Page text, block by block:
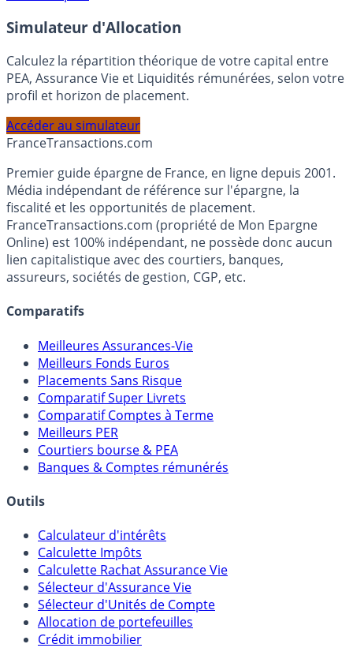
En savoir plus
Simulateur d'Allocation
Calculez la répartition théorique de votre capital entre
profil et horizon de placement.
FranceTransactions.com
Premier guide épargne de France, en ligne depuis 2001.
Média indépendant de référence sur l'épargne, la
fiscalité et les opportunités de placement.
FranceTransactions.com (propriété de Mon Epargne
Online) est 100% indépendant, ne possède donc aucun
assureurs, sociétés de gestion, CGP, etc.
Comparatifs
Meilleures Assurances-Vie
Meilleurs Fonds Euros
Placements Sans Risque
Comparatif Super Livrets
Comparatif Comptes à Terme
Meilleurs PER
Courtiers bourse & PEA
Banques & Comptes rémunérés
Outils
Calculateur d'intérêts
Calculette Impôts
Calculette Rachat Assurance Vie
Sélecteur d'Assurance Vie
Sélecteur d'Unités de Compte